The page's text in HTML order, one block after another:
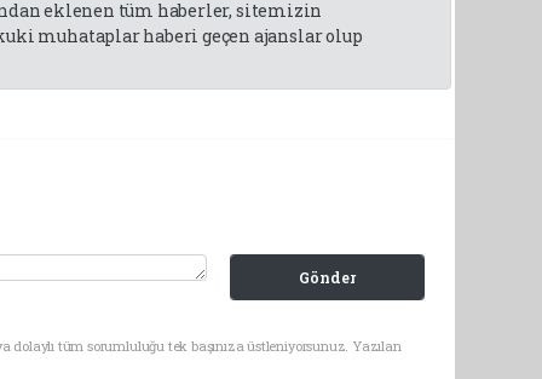
eklenen tüm haberler, sitemizin
muhataplar haberi geçen ajanslar olup
Gönder
tüm sorumluluğu tek başınıza üstleniyorsunuz. Yazılan